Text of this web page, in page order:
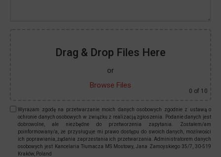
Drag & Drop Files Here
or
Browse Files
0 of 10
Wyrażam zgodę na przetwarzanie moich danych osobowych zgodnie z ustawą o
ochronie danych osobowych w związku z realizacją zgłoszenia. Podanie danych jest
dobrowolne, ale niezbędne do przetworzenia zapytania. Zostałem/am
poinformowany/a, że przysługuje mi prawo dostępu do swoich danych, możliwości
ich poprawiania, żądania zaprzestania ich przetwarzania. Administratorem danych
osobowych jest Kancelaria Tłumacza MS Mostowy, Jana Zamoyskiego 35/7, 30-519
Kraków, Poland